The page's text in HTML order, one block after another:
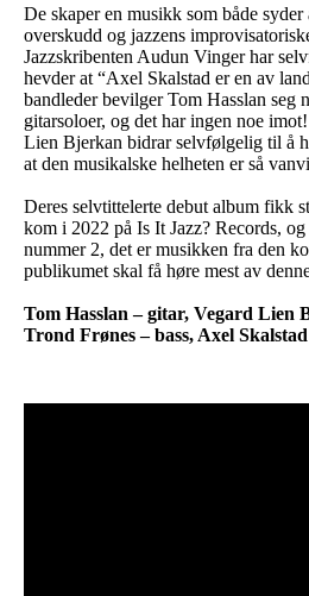
De skaper en musikk som både
overskudd og jazzens
Jazzskribenten Audun Vinger har
hevder at “Axel Skalstad er en av
bandleder bevilger Tom Hasslan seg
gitarsoloer, og det har ingen noe
Lien Bjerkan bidrar selvfølgelig til å
at den musikalske helheten er så
Deres selvtittelerte debut album fikk
kom i 2022 på Is It Jazz? Records,
nummer 2, det er musikken fra den
publikumet skal få høre mest av
Tom Hasslan – gitar, Vegard Lien
Trond Frønes – bass, Axel